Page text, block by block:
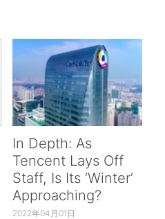
In Depth: As
Tencent Lays Off
Staff, Is Its ‘Winter’
Approaching?
2022年04月01日